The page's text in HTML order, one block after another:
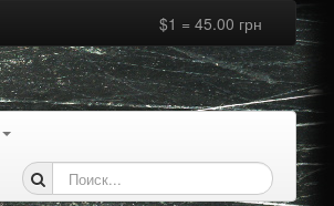
$1 = 45.00 грн